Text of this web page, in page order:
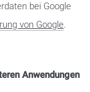
bei Google
von Google.
Anwendungen